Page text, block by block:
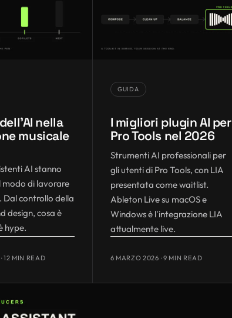
nella
musicale
AI stanno
modo di lavorare
Dal controllo della
design, cosa è
hype.
· 12 MIN READ
GUIDA
I migliori plugin AI per
Pro Tools nel 2026
Strumenti AI professionali per
gli utenti di Pro Tools, con LIA
presentata come waitlist.
Ableton Live su macOS e
Windows è l'integrazione LIA
attualmente live.
6 MARZO 2026 · 9 MIN READ